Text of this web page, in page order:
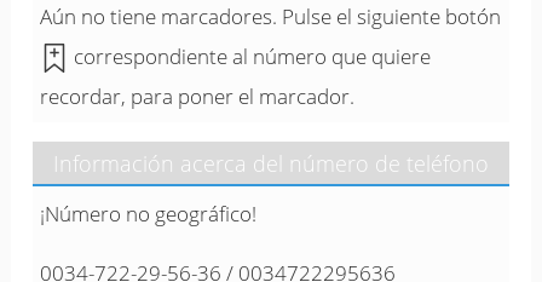
Aún no tiene marcadores. Pulse el siguiente botón
correspondiente al número que quiere
recordar, para poner el marcador.
Información acerca del número de teléfono
¡Número no geográfico!
0034-722-29-56-36 / 0034722295636